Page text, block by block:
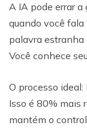
A IA pode errar a
quando você fala
palavra estranha
Você conhece
O processo
Isso é 80% mais
mantém o